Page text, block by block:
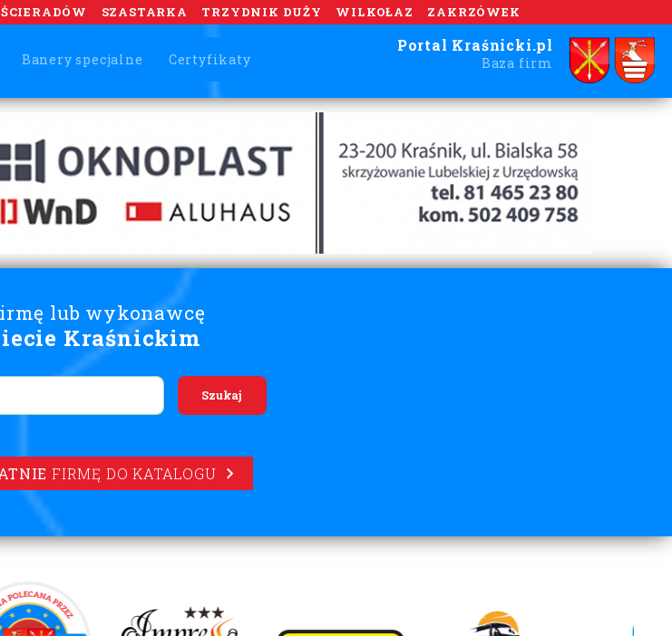
SZASTARKA TRZYDNIK DUŻY WILKOŁAZ ZAKRZÓWEK
Banery specjalne Certyfikaty
Portal Kraśnicki.pl
Baza firm
lub wykonawcę
Kraśnickim
FIRMĘ DO KATALOGU